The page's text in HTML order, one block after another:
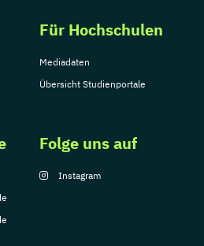
Für Hochschulen
Mediadaten
Übersicht Studienportale
Folge uns auf
Instagram